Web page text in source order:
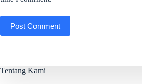
Post Comment
Tentang Kami